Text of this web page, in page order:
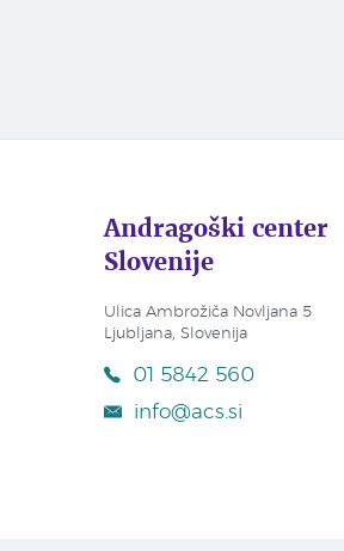
Andragoški center
Slovenije
Ulica Ambrožiča Novljana 5
Ljubljana, Slovenija
01 5842 560
info@acs.si